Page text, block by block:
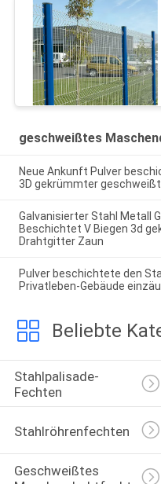
geschweißtes
Neue Ankunft Pulver
3D gekrümmter
Galvanisierter Stahl Metall
Beschichtet V Biegen 3d
Drahtgitter Zaun
Pulver beschichtete den
Privatleben-Gebäude
Beliebte
Stahlpalisade-
Fechten
Stahlröhrenfechten
Geschweißtes